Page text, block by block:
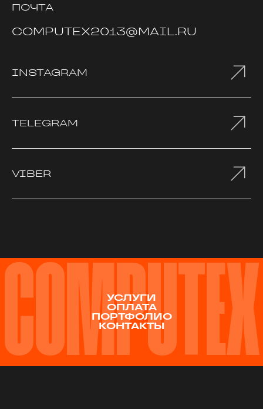
ПОЧТА
COMPUTEX2013@MAIL.RU
INSTAGRAM
TELEGRAM
VIBER
COMPUTEX
УСЛУГИ
ОПЛАТА
ПОРТФОЛИО
КОНТАКТЫ